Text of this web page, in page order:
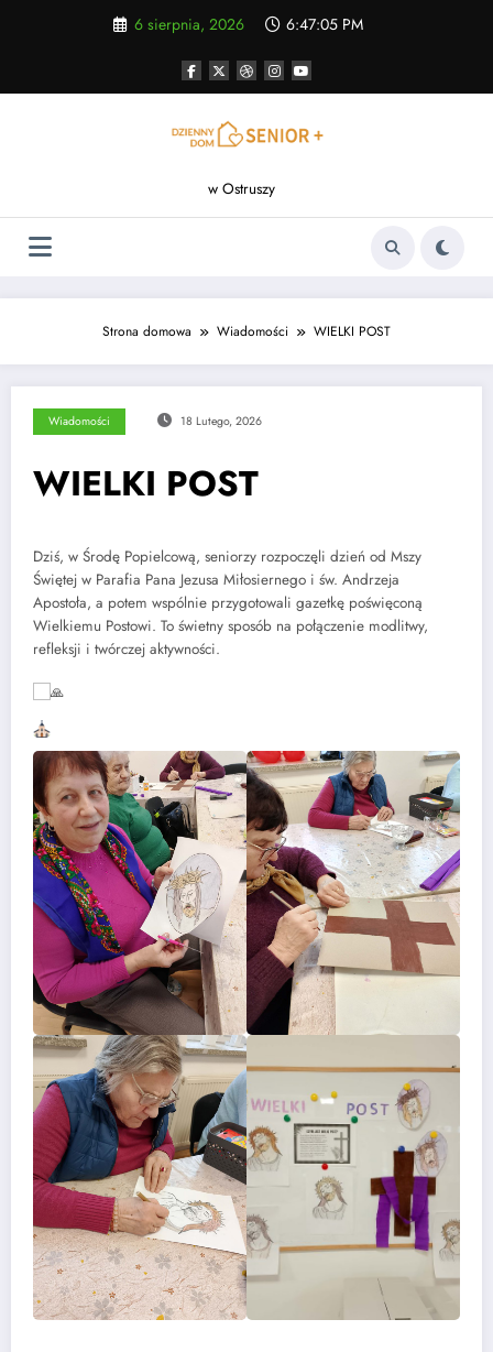
6 sierpnia, 2026 6:47:06 PM
w Ostruszy
Strona domowa Wiadomości WIELKI POST
Wiadomości 18 Lutego, 2026
WIELKI POST
Dziś, w Środę Popielcową, seniorzy rozpoczęli dzień od Mszy
Świętej w Parafia Pana Jezusa Miłosiernego i św. Andrzeja
Apostoła, a potem wspólnie przygotowali gazetkę poświęconą
Wielkiemu Postowi. To świetny sposób na połączenie modlitwy,
refleksji i twórczej aktywności.